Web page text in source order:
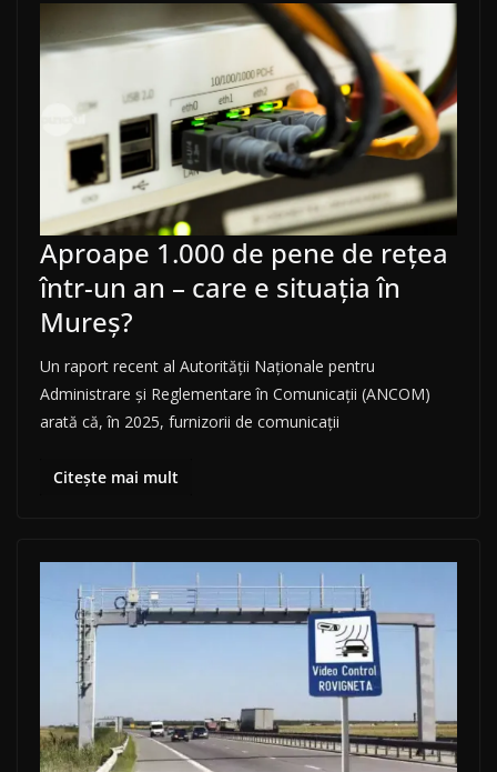
Aproape 1.000 de pene de rețea
într-un an – care e situația în
Mureș?
Un raport recent al Autorității Naționale pentru
Administrare și Reglementare în Comunicații (ANCOM)
arată că, în 2025, furnizorii de comunicații
Citește mai mult